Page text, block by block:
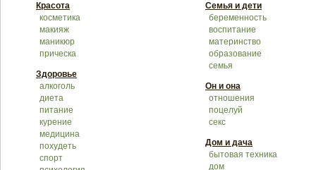
Красота
косметика
макияж
маникюр
прическа
Здоровье
алкоголь
диета
питание
курение
медицина
похудеть
спорт
Семья и дети
беременность
воспитание
материнство
образование
семья
Он и она
отношения
поцелуй
секс
Дом и дача
бытовая техника
дом